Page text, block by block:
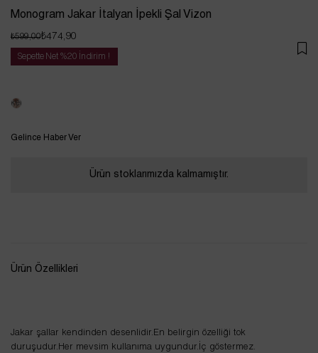
Monogram Jakar İtalyan İpekli Şal Vizon
₺599,00₺474,90
Sepette Net %20 İndirim !
Tükendi
Gelince Haber Ver
Ürün stoklarımızda kalmamıştır.
Ürün Özellikleri
Jakar şallar kendinden desenlidir.En belirgin özelliği tok
duruşudur.Her mevsim kullanıma uygundur.İç göstermez.